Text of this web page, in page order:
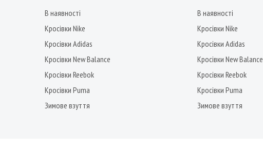
В наявності
Кросівки Nike
Кросівки Adidas
Кросівки New Balance
Кросівки Reebok
Кросівки Puma
Зимове взуття
В наявності
Кросівки Nike
Кросівки Adidas
Кросівки New Balance
Кросівки Reebok
Кросівки Puma
Зимове взуття